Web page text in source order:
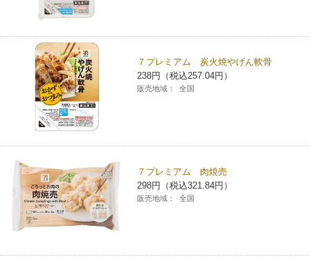
７プレミアム 炭火焼やげん軟骨
238円（税込257.04円）
販売地域： 全国
７プレミアム 肉焼売
298円（税込321.84円）
販売地域： 全国